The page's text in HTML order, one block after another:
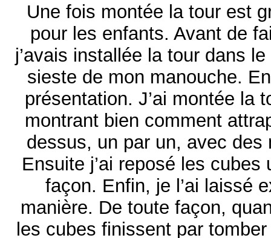
Une fois montée la tour est
pour les enfants. Avant de
j’avais installée la tour dans
sieste de mon manouche.
présentation. J’ai montée la
montrant bien comment
dessus, un par un, avec des
Ensuite j’ai reposé les
façon. Enfin, je l’ai laissé
manière. De toute façon,
les cubes finissent par